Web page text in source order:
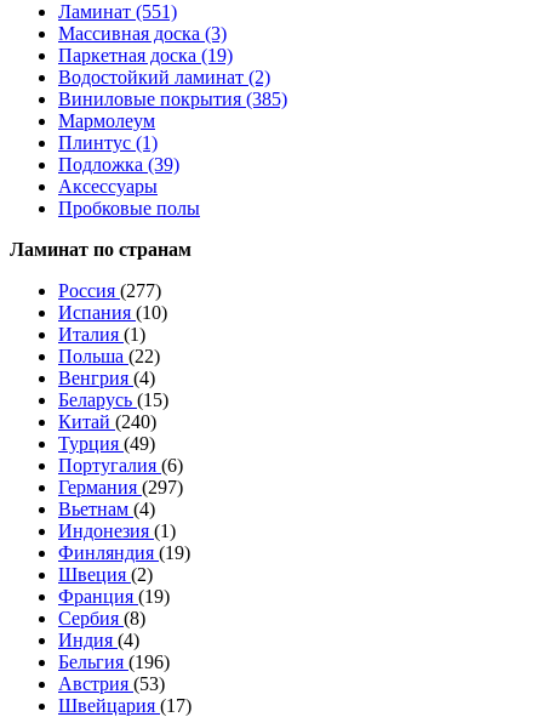
Ламинат (551)
Массивная доска (3)
Паркетная доска (19)
Водостойкий ламинат (2)
Виниловые покрытия (385)
Мармолеум
Плинтус (1)
Подложка (39)
Аксессуары
Пробковые полы
Ламинат по странам
Россия (277)
Испания (10)
Италия (1)
Польша (22)
Венгрия (4)
Беларусь (15)
Китай (240)
Турция (49)
Португалия (6)
Германия (297)
Вьетнам (4)
Индонезия (1)
Финляндия (19)
Швеция (2)
Франция (19)
Сербия (8)
Индия (4)
Бельгия (196)
Австрия (53)
Швейцария (17)